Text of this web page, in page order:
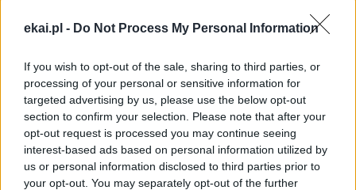
ekai.pl - Do Not Process My Personal Information
If you wish to opt-out of the sale, sharing to third parties, or
processing of your personal or sensitive information for
targeted advertising by us, please use the below opt-out
section to confirm your selection. Please note that after your
opt-out request is processed you may continue seeing
interest-based ads based on personal information utilized by
us or personal information disclosed to third parties prior to
your opt-out. You may separately opt-out of the further
wsparcie portalu eKAI.pl za
pośrednictwem serwisu Patronite.
misję. Więcej informacji znajdziesztutaj.
Facebook